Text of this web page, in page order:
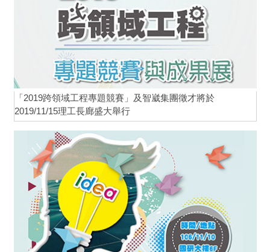
「2019跨領域工程專題競賽」及智崴集團徵才將於
2019/11/15理工長廊盛大舉行